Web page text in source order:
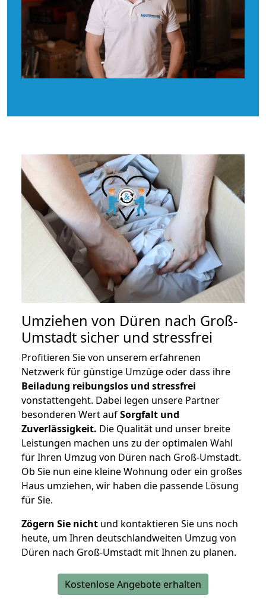
Umziehen von Düren nach Groß-
Umstadt sicher und stressfrei
Profitieren Sie von unserem erfahrenen
Netzwerk für günstige Umzüge oder dass ihre
Beiladung reibungslos und stressfrei
vonstattengeht. Dabei legen unsere Partner
besonderen Wert aufSorgfalt und
Zuverlässigkeit. Die Qualität und unser breite
Leistungen machen uns zu der optimalen Wahl
für Ihren Umzug von Düren nach Groß-Umstadt.
Ob Sie nun eine kleine Wohnung oder ein großes
Haus umziehen, wir haben die passende Lösung
für Sie.
Zögern Sie nicht und kontaktieren Sie uns noch
heute, um Ihren deutschlandweiten Umzug von
Düren nach Groß-Umstadt mit Ihnen zu planen.
Kostenlose Angebote erhalten